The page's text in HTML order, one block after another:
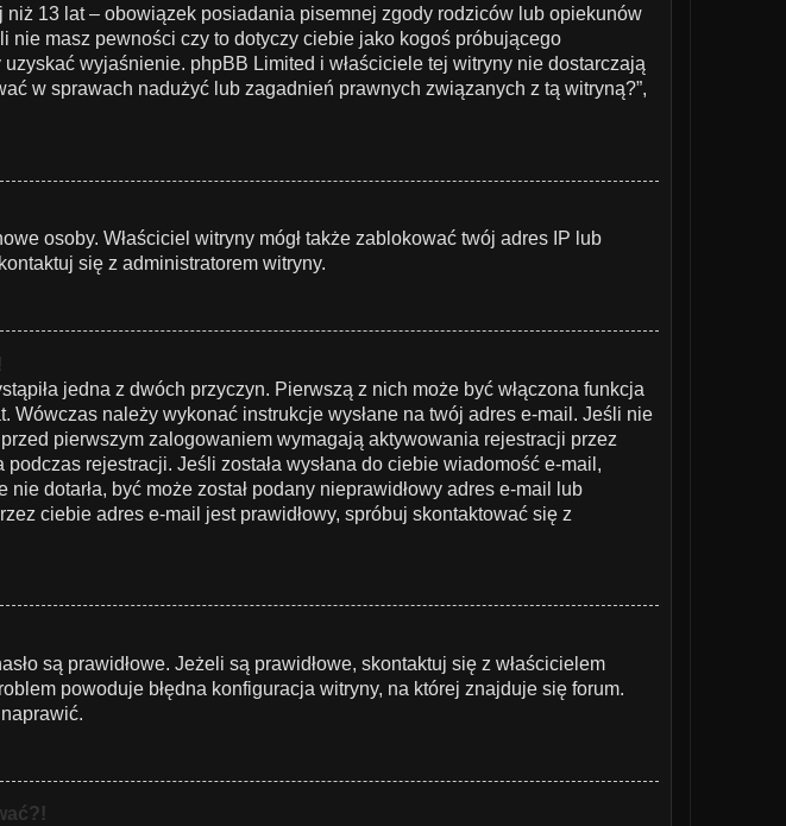
13 lat – obowiązek posiadania pisemnej zgody rodziców lub opiekunów
masz pewności czy to dotyczy ciebie jako kogoś próbującego
wyjaśnienie. phpBB Limited i właściciele tej witryny nie dostarczają
w sprawach nadużyć lub zagadnień prawnych związanych z tą witryną?”,
osoby. Właściciel witryny mógł także zablokować twój adres IP lub
się z administratorem witryny.
jedna z dwóch przyczyn. Pierwszą z nich może być włączona funkcja
należy wykonać instrukcje wysłane na twój adres e-mail. Jeśli nie
pierwszym zalogowaniem wymagają aktywowania rejestracji przez
rejestracji. Jeśli została wysłana do ciebie wiadomość e-mail,
dotarła, być może został podany nieprawidłowy adres e-mail lub
ciebie adres e-mail jest prawidłowy, spróbuj skontaktować się z
są prawidłowe. Jeżeli są prawidłowe, skontaktuj się z właścicielem
powoduje błędna konfiguracja witryny, na której znajduje się forum.